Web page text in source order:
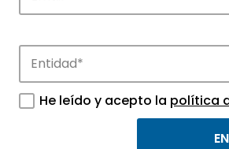
Noticias
Conoce las noticias más
APTE y sus parques
tecnológicos.
He leído y acepto la política